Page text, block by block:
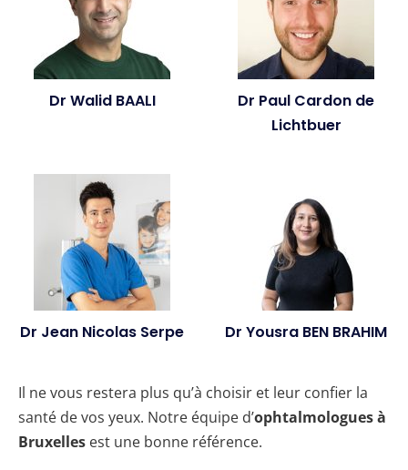
Dr Walid BAALI
Dr Paul Cardon de
Lichtbuer
Dr Jean Nicolas Serpe Dr Yousra BEN BRAHIM
Il ne vous restera plus qu’à choisir et leur confier la
santé de vos yeux. Notre équipe d’ophtalmologues à
Bruxelles est une bonne référence.